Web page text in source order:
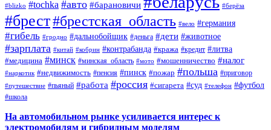
#blizko #tochka #авто #барановичи #берёза
#брест#брестская_область #вело #германия
#гибель #гродно #дальнобойщик #деньга #дети #животное
#зарплата #китай #кобрин #контрабанда #кража #кредит #литва
#медицина #минск #минская_область #мото #мошенничество #налог
#наркотик #недвижимость #пенсия #пинск #пожар #польша #приговор
#путешествие #пьяный #работа #россия #сигарета #суд #телефон #футбол
#школа
На автомобильном рынке усиливается интерес к
электромобилям и гибридным моделям